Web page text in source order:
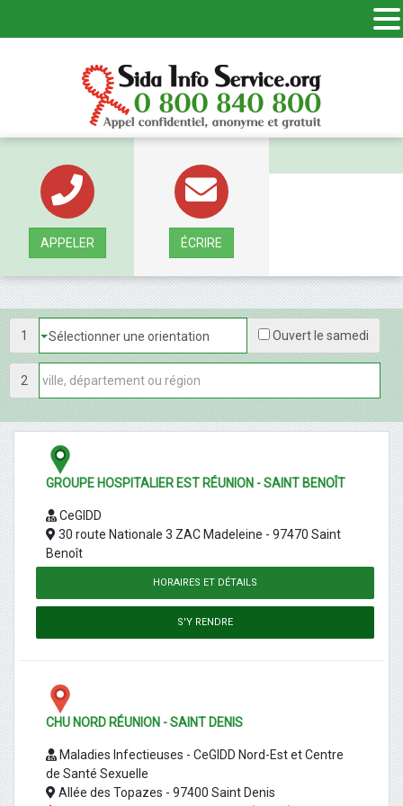
APPELER ÉCRIRE
1 Ouvert le samedi
2
GROUPE HOSPITALIER EST RÉUNION - SAINT BENOÎT
CeGIDD
30 route Nationale 3 ZAC Madeleine - 97470 Saint
Benoît
HORAIRES ET DÉTAILS
S'Y RENDRE
CHU NORD RÉUNION - SAINT DENIS
Maladies Infectieuses - CeGIDD Nord-Est et Centre
de Santé Sexuelle
Allée des Topazes - 97400 Saint Denis